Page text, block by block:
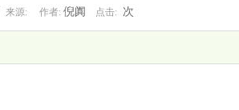
来源: 作者: 倪阗 点击: 次